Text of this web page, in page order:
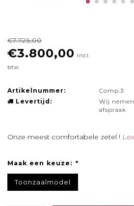
€7.725,00
€3.800,00 Incl.
btw
Artikelnummer:
Comp.3
Levertijd:
Wij
afspraak
Onze meest comfortabele zetel !
Maak een keuze: *
Toonzaalmodel